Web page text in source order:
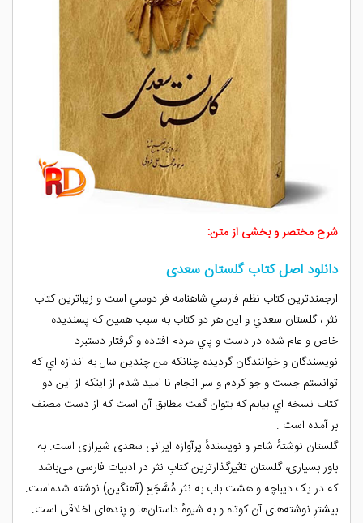
شرح مختصر و بخشی از متن:
دانلود اصل کتاب گلستان سعدی
ارجمندترين كتاب نظم فارسي شاهنامه فر دوسي است و زيباترين كتاب
نثر ، گلستان سعدي و اين هر دو كتاب به سبب همين كه پسنديده
خاص و عام شده در دست و پاي مردم افتاده و گرفتار دستبرد
نويسندگان و خوانندگان گرديده چنانكه من چندين سال به اندازه اي كه
توانستم جست و جو كردم و سر انجام نا اميد شدم از اينكه از اين دو
كتاب نسخه اي بيابم كه بتوان گفت مطابق آن است كه از دست مصنف
بر آمده است .
گلستان نوشتهٔ شاعر و نویسندهٔ پرآوازه ایرانی سعدی شیرازی است. به
باور بسیاری، گلستان تاثیرگذارترین کتابِ نثر در ادبیات فارسی می‌باشد
که در یک دیباچه و هشت باب به نثر مُسَّجَع (آهنگین) نوشته شده‌است.
بیشترِ نوشته‌های آن کوتاه و به شیوهٔ داستان‌ها و پندهای اخلاقی است.